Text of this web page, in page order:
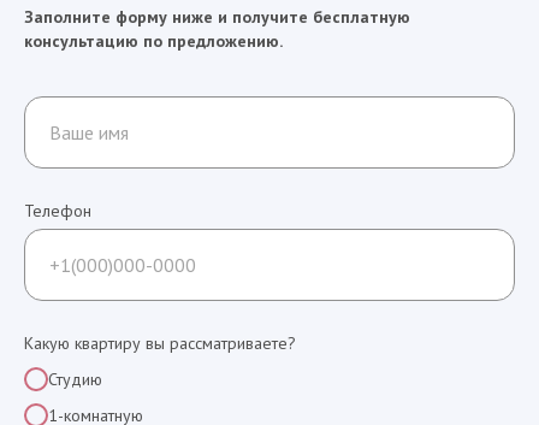
Заполните форму ниже и получите бесплатную
консультацию по предложению.
Телефон
Какую квартиру вы рассматриваете?
Студию
1-комнатную